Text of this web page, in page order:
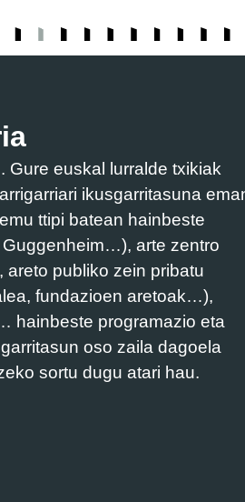
Gure euskal lurralde txikiak
ikusgarritasuna
ttipi batean hainbeste
Guggenheim…), arte zentro
publiko zein pribatu
fundazioen aretoak…),
hainbeste programazio eta
oso zaila dagoela
sortu dugu atari hau.